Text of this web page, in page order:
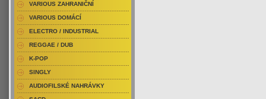
VARIOUS ZAHRANIČNÍ
VARIOUS DOMÁCÍ
ELECTRO / INDUSTRIAL
REGGAE / DUB
K-POP
SINGLY
AUDIOFILSKÉ NAHRÁVKY